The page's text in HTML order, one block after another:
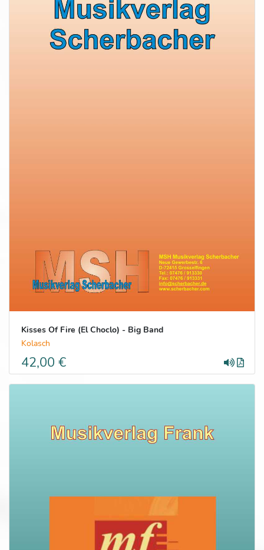
Kisses Of Fire (El Choclo) - Big Band
Kolasch
42,00 €